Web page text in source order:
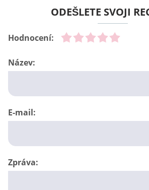
ODEŠLETE SVOJI
Hodnocení:
Název:
E-mail:
Zpráva: